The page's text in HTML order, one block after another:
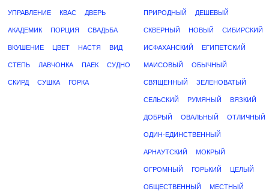
УПРАВЛЕНИЕ КВАС ДВЕРЬ
АКАДЕМИК ПОРЦИЯ СВАДЬБА
ВКУШЕНИЕ ЦВЕТ НАСТЯ ВИД
СТЕПЬ ЛАВЧОНКА ПАЕК СУДНО
СКИРД СУШКА ГОРКА
ПРИРОДНЫЙ ДЕШЕВЫЙ
СКВЕРНЫЙ НОВЫЙ СИБИРСКИЙ
ИСФАХАНСКИЙ ЕГИПЕТСКИЙ
МАИСОВЫЙ ОБЫЧНЫЙ
СВЯЩЕННЫЙ ЗЕЛЕНОВАТЫЙ
СЕЛЬСКИЙ РУМЯНЫЙ ВЯЗКИЙ
ДОБРЫЙ ОВАЛЬНЫЙ ОТЛИЧНЫЙ
ОДИН-ЕДИНСТВЕННЫЙ
АРНАУТСКИЙ МОКРЫЙ
ОГРОМНЫЙ ГОРЬКИЙ ЦЕЛЫЙ
ОБЩЕСТВЕННЫЙ МЕСТНЫЙ